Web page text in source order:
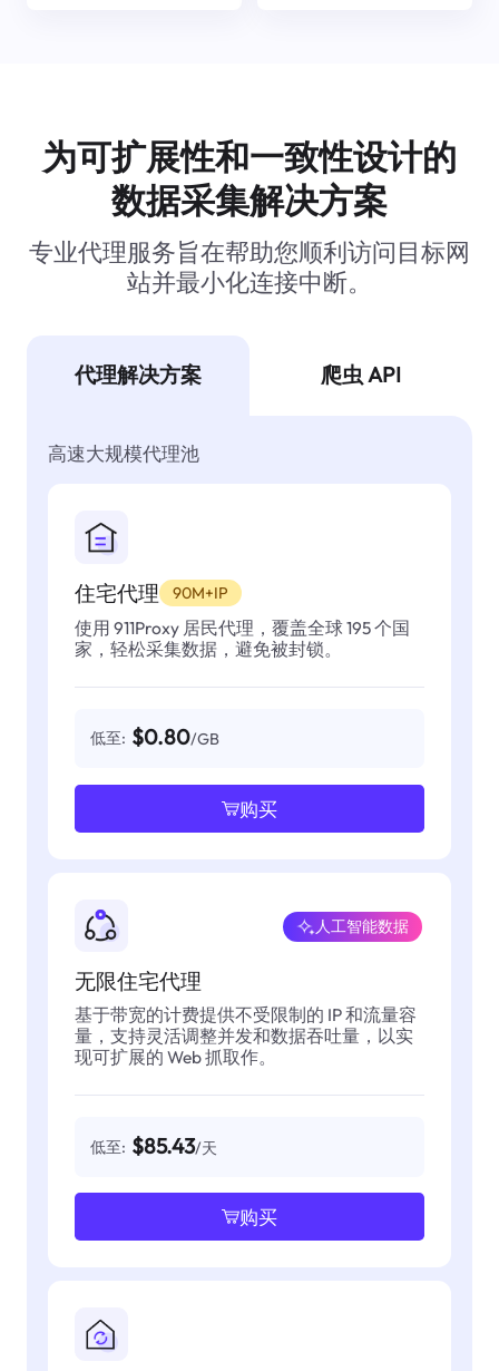
为可扩展性和一致性设计的
数据采集解决方案
专业代理服务旨在帮助您顺利访问目标网
站并最小化连接中断。
代理解决方案 爬虫 API
高速大规模代理池
住宅代理 90M+IP
使用 911Proxy 居民代理，覆盖全球 195 个国
家，轻松采集数据，避免被封锁。
低至: $0.80/GB
购买
无限住宅代理
人工智能数据
基于带宽的计费提供不受限制的 IP 和流量容
量，支持灵活调整并发和数据吞吐量，以实
现可扩展的 Web 抓取作。
低至: $85.43/天
购买